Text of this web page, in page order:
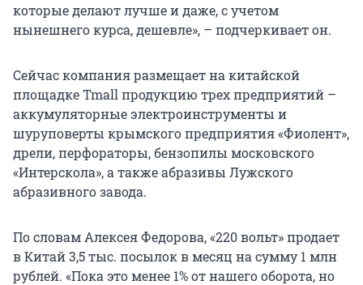
которые делают лучше и даже, с учетом
нынешнего курса, дешевле», – подчеркивает он.
Сейчас компания размещает на китайской
площадке Tmall продукцию трех предприятий –
аккумуляторные электроинструменты и
шуруповерты крымского предприятия «Фиолент»,
дрели, перфораторы, бензопилы московского
«Интерскола», а также абразивы Лужского
абразивного завода.
По словам Алексея Федорова, «220 вольт» продает
в Китай 3,5 тыс. посылок в месяц на сумму 1 млн
рублей. «Пока это менее 1% от нашего оборота, но